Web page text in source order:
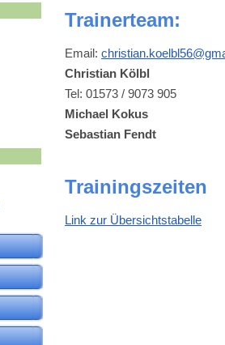
Trainerteam:
Email:
Christian Kölbl
Tel: 01573 / 9073 905
Michael Kokus
Sebastian Fendt
Trainingszeiten
Link zur Übersichtstabelle